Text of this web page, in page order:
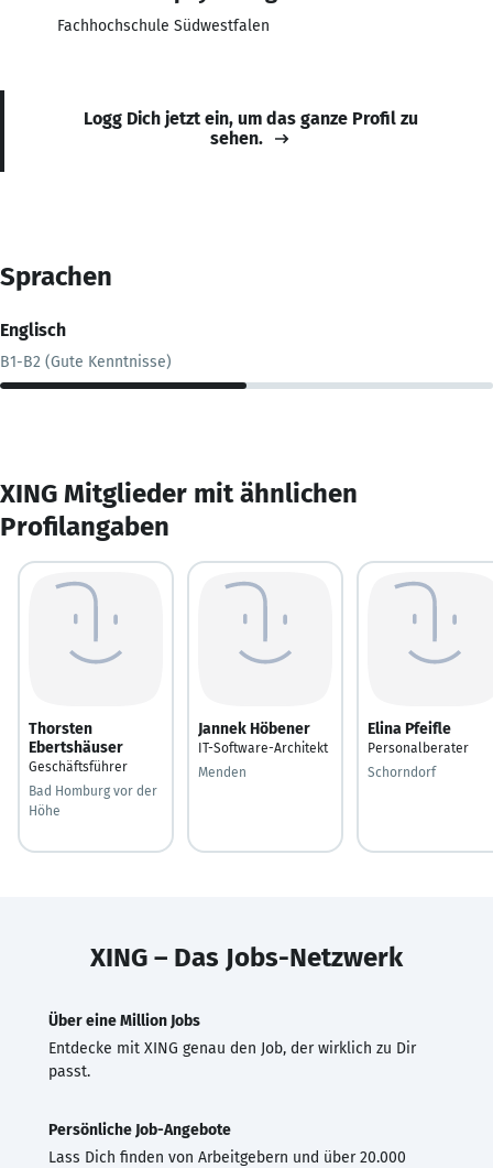
Fachhochschule Südwestfalen
Logg Dich jetzt ein, um das ganze Profil zu
sehen.
Sprachen
Englisch
B1-B2 (Gute Kenntnisse)
XING Mitglieder mit ähnlichen
Profilangaben
Thorsten
Ebertshäuser
Geschäftsführer
Bad Homburg vor der
Höhe
Jannek Höbener
IT-Software-Architekt
Menden
Elina Pfeifle
Personalberater
Schorndorf
XING – Das Jobs-Netzwerk
Über eine Million Jobs
Entdecke mit XING genau den Job, der wirklich zu Dir
passt.
Persönliche Job-Angebote
Lass Dich finden von Arbeitgebern und über 20.000